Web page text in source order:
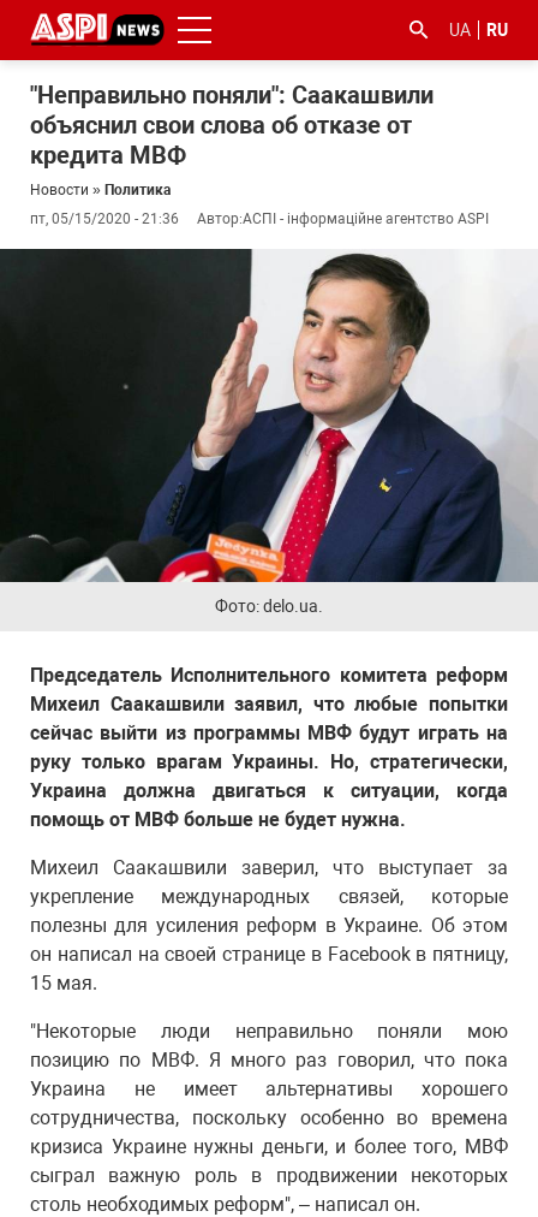
UA RU
"Неправильно поняли": Саакашвили
объяснил свои слова об отказе от
кредита МВФ
Новости » Политика
пт, 05/15/2020 - 21:36
Автор:АСПІ - інформаційне агентство ASPI
Фото: delo.ua.
Председатель Исполнительного комитета реформ
Михеил Саакашвили заявил, что любые попытки
сейчас выйти из программы МВФ будут играть на
руку только врагам Украины. Но, стратегически,
Украина должна двигаться к ситуации, когда
помощь от МВФ больше не будет нужна.
Михеил Саакашвили заверил, что выступает за
укрепление международных связей, которые
полезны для усиления реформ в Украине. Об этом
он написал на своей странице в Facebook в пятницу,
15 мая.
"Некоторые люди неправильно поняли мою
позицию по МВФ. Я много раз говорил, что пока
Украина не имеет альтернативы хорошего
сотрудничества, поскольку особенно во времена
кризиса Украине нужны деньги, и более того, МВФ
сыграл важную роль в продвижении некоторых
столь необходимых реформ", – написал он.
#Киев #коронавірус